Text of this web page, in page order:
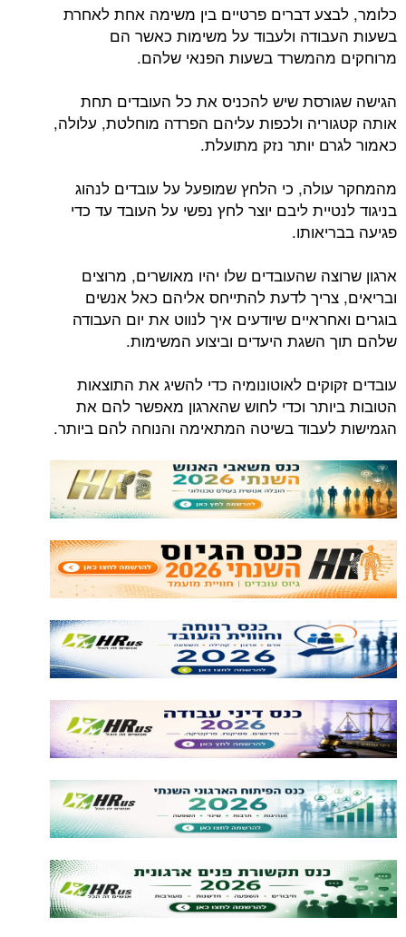
כלומר, לבצע דברים פרטיים בין משימה אחת לאחרת
בשעות העבודה ולעבוד על משימות כאשר הם
מרוחקים מהמשרד בשעות הפנאי שלהם.
הגישה שגורסת שיש להכניס את כל העובדים תחת
אותה קטגוריה ולכפות עליהם הפרדה מוחלטת, עלולה,
כאמור לגרם יותר נזק מתועלת.
מהמחקר עולה, כי הלחץ שמופעל על עובדים לנהוג
בניגוד לנטיית ליבם יוצר לחץ נפשי על העובד עד כדי
פגיעה בבריאותו.
ארגון שרוצה שהעובדים שלו יהיו מאושרים, מרוצים
ובריאים, צריך לדעת להתייחס אליהם כאל אנשים
בוגרים ואחראיים שיודעים איך לנווט את יום העבודה
שלהם תוך השגת היעדים וביצוע המשימות.
עובדים זקוקים לאוטונומיה כדי להשיג את התוצאות
הטובות ביותר וכדי לחוש שהארגון מאפשר להם את
הגמישות לעבוד בשיטה המתאימה והנוחה להם ביותר.